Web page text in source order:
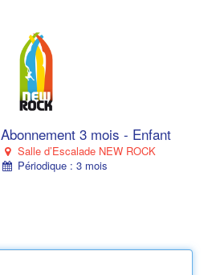
Abonnement 3 mois - Enfant
Salle d’Escalade NEW ROCK
Périodique : 3 mois